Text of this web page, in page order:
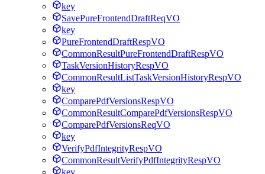
key
SavePureFrontendDraftReqVO
key
PureFrontendDraftRespVO
CommonResultPureFrontendDraftRespVO
TaskVersionHistoryRespVO
CommonResultListTaskVersionHistoryRespVO
key
ComparePdfVersionsRespVO
CommonResultComparePdfVersionsRespVO
ComparePdfVersionsReqVO
key
VerifyPdfIntegrityRespVO
CommonResultVerifyPdfIntegrityRespVO
key